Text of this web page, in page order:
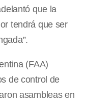
que la
tendrá que ser
(FAA)
de control de
asambleas en